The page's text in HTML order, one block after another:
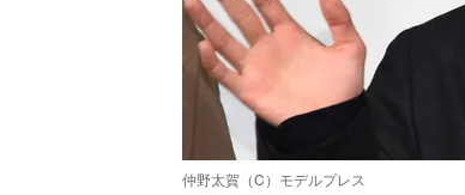
仲野太賀（C）モデルプレス